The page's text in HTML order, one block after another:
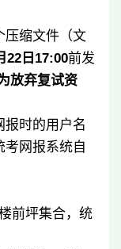
压缩文件（文
22 日 17:00前发
放弃复试资
报时的用户名
考网报系统自
前坪集合，统